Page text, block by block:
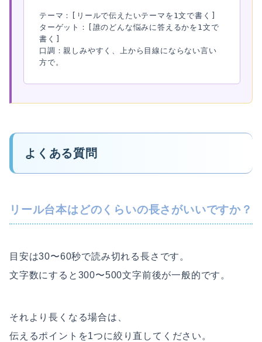
テーマ：[リールで伝えたいテーマを1文で書く]
ターゲット：[誰のどんな悩みに答えるかを1文で
書く]
口調：親しみやすく、上から目線にならない言い
方で。
よくある質問
リール台本はどのくらいの長さがいいですか？
目安は30〜60秒で読み切れる長さです。
文字数にすると300〜500文字前後が一般的です。
それより長くなる場合は、
伝えるポイントを1つに絞り直してください。